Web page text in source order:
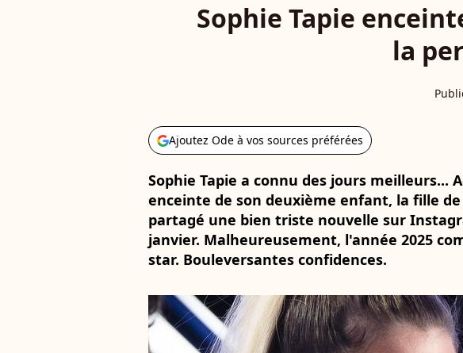
Sophie Tapie
la
Ajoutez Ode à vos sources préférées
Sophie Tapie a connu des jours meilleurs...
enceinte de son deuxième enfant, la fille de
partagé une bien triste nouvelle sur
janvier. Malheureusement, l'année 2025
star. Bouleversantes confidences.